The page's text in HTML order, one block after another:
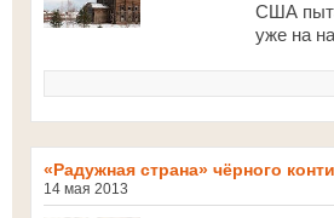
США
уже на
«Радужная страна» чёрного
14 мая 2013